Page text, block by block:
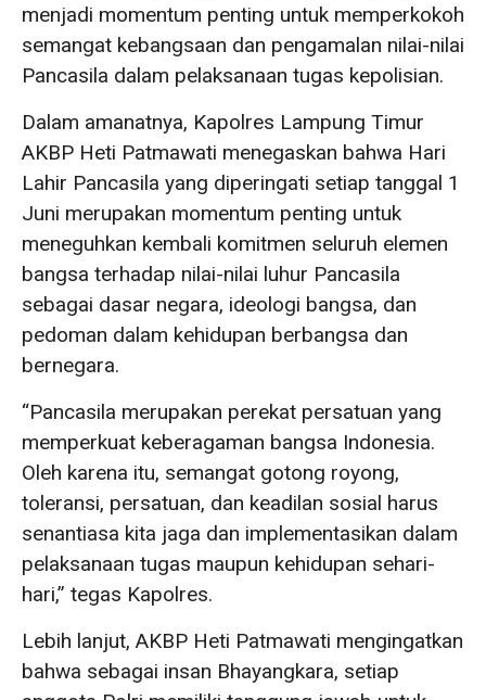
menjadi momentum penting untuk memperkokoh
semangat kebangsaan dan pengamalan nilai-nilai
Pancasila dalam pelaksanaan tugas kepolisian.
Dalam amanatnya, Kapolres Lampung Timur
AKBP Heti Patmawati menegaskan bahwa Hari
Lahir Pancasila yang diperingati setiap tanggal 1
Juni merupakan momentum penting untuk
meneguhkan kembali komitmen seluruh elemen
bangsa terhadap nilai-nilai luhur Pancasila
sebagai dasar negara, ideologi bangsa, dan
pedoman dalam kehidupan berbangsa dan
bernegara.
“Pancasila merupakan perekat persatuan yang
memperkuat keberagaman bangsa Indonesia.
Oleh karena itu, semangat gotong royong,
toleransi, persatuan, dan keadilan sosial harus
senantiasa kita jaga dan implementasikan dalam
pelaksanaan tugas maupun kehidupan sehari-
hari,” tegas Kapolres.
Lebih lanjut, AKBP Heti Patmawati mengingatkan
bahwa sebagai insan Bhayangkara, setiap